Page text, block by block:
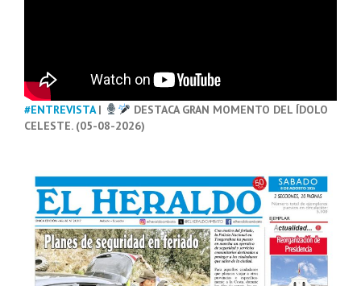
#ENTREVISTA|
DESTACA GRAN MOMENTO DEL ÍDOLO
CELESTE. (05-08-2026)